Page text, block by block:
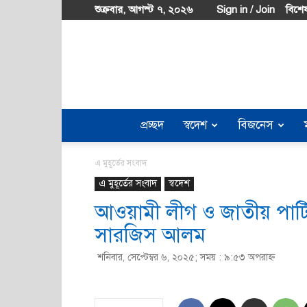
শুক্রবার, আগস্ট ৭, ২০২৬ Sign in / Join
প্রচ্ছদ স্বদেশ বিজনেস
এ মুহূর্তের সংবাদ
এ মুহূর্তের সংবাদ স্বদেশ
আওয়ামী লীগ ও জাতীয়
সারজিস আলম
শনিবার, সেপ্টেম্বর ৬, ২০২৫; সময় : ৯:৫৩ অপরাহ্ণ